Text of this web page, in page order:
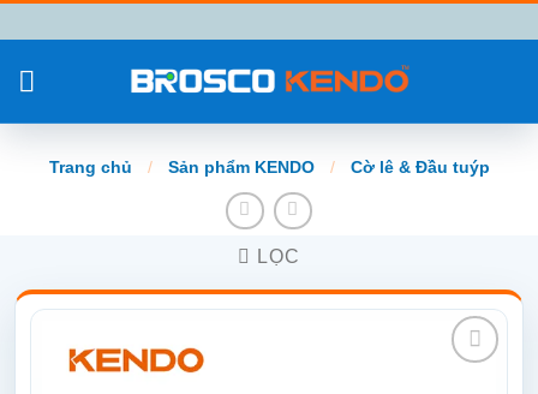
đến
nội
Trang chủ / Sản phẩm KENDO / Cờ lê & Đầu tuýp
LỌC